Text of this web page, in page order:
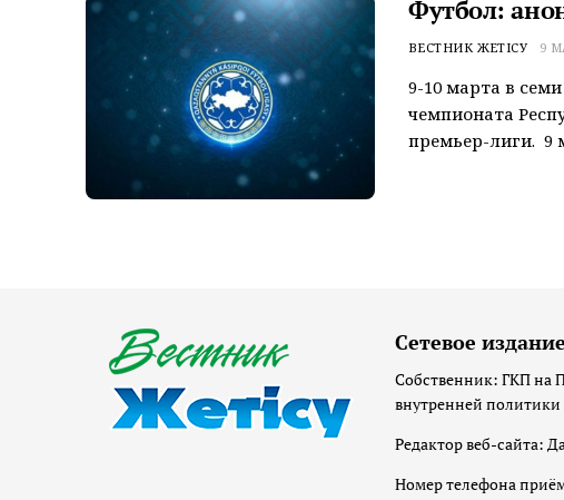
Футбол:
ВЕСТНИК ЖЕТІСУ 9
9-10 марта в
чемпионата
премьер-лиги. 9
Сетевое
Собственник: ГКП на
внутренней политики
Редактор веб-сайта:
Номер телефона